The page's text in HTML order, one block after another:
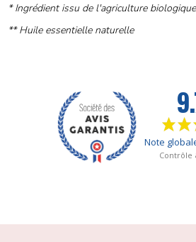
* Ingrédient issu de l'agriculture biologique
** Huile essentielle naturelle